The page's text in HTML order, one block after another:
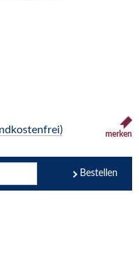
merken
Bestellen